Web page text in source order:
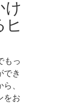
け
もっ
でき
、
をお